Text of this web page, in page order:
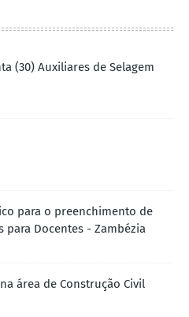
(30) Auxiliares de Selagem
para o preenchimento de
para Docentes - Zambézia
área de Construção Civil